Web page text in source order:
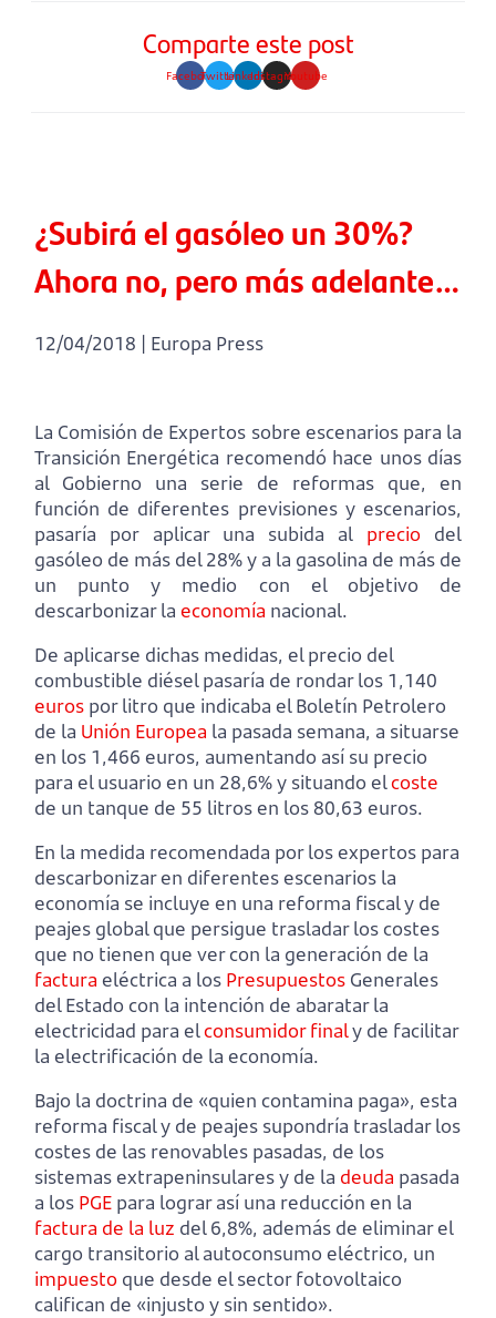
Comparte este post
FacebookTwitterLinkedinInstagramYoutube
¿Subirá el gasóleo un 30%?
Ahora no, pero más adelante…
12/04/2018 | Europa Press
La Comisión de Expertos sobre escenarios para la
Transición Energética recomendó hace unos días
al Gobierno una serie de reformas que, en
función de diferentes previsiones y escenarios,
pasaría por aplicar una subida al preciodel
gasóleo de más del 28% y a la gasolina de más de
un punto y medio con el objetivo de
descarbonizar la economía nacional.
De aplicarse dichas medidas, el precio del
combustible diésel pasaría de rondar los 1,140
euros por litro que indicaba el Boletín Petrolero
de la Unión Europea la pasada semana, a situarse
en los 1,466 euros, aumentando así su precio
para el usuario en un 28,6% y situando elcoste
de un tanque de 55 litros en los 80,63 euros.
En la medida recomendada por los expertos para
descarbonizar en diferentes escenarios la
economía se incluye en una reforma fiscal y de
peajes global que persigue trasladar los costes
que no tienen que ver con la generación de la
factura eléctrica a los Presupuestos Generales
del Estado con la intención de abaratar la
electricidad para elconsumidor finaly de facilitar
la electrificación de la economía.
Bajo la doctrina de «quien contamina paga», esta
reforma fiscal y de peajes supondría trasladar los
costes de las renovables pasadas, de los
sistemas extrapeninsulares y de la deuda pasada
a los PGE para lograr así una reducción en la
factura de la luz del 6,8%, además de eliminar el
cargo transitorio al autoconsumo eléctrico, un
impuesto que desde el sector fotovoltaico
califican de «injusto y sin sentido».